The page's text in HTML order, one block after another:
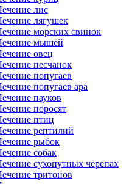
лис
лягушек
морских свинок
мышей
овец
песчанок
попугаев
попугаев ара
пауков
поросят
птиц
рептилий
рыбок
собак
сухопутных черепах
тритонов